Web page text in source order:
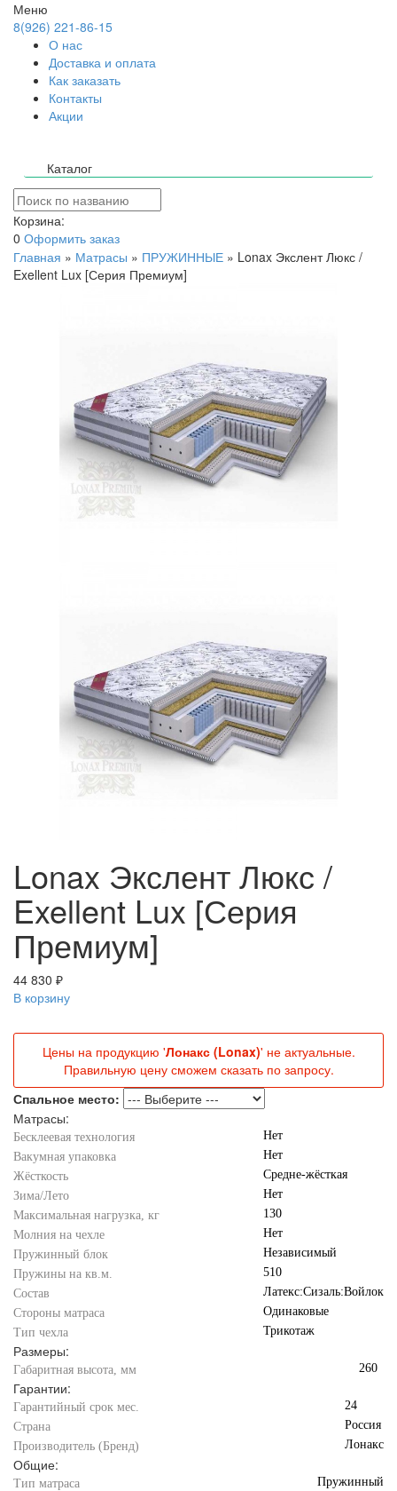
Меню
8(926) 221-86-15
О нас
Доставка и оплата
Как заказать
Контакты
Акции
Каталог
Корзина:
0 Оформить заказ
Главная » Матрасы » ПРУЖИННЫЕ » Lonax Экслент Люкс /
Exellent Lux [Серия Премиум]
Lonax Экслент Люкс /
Exellent Lux [Серия
Премиум]
44 830 ₽
В корзину
Цены на продукцию 'Лонакс (Lonax)' не актуальные.
Правильную цену сможем сказать по запросу.
Спальное место:
Матрасы:
Бесклеевая технология
Нет
Вакумная упаковка
Нет
Жёсткость
Средне-жёсткая
Зима/Лето
Нет
Максимальная нагрузка, кг
130
Молния на чехле
Нет
Пружинный блок
Независимый
Пружины на кв.м.
510
Состав
Латекс:Сизаль:Войлок
Стороны матраса
Одинаковые
Тип чехла
Трикотаж
Размеры:
Габаритная высота, мм 260
Гарантии:
Гарантийный срок мес.
24
Страна
Россия
Производитель (Бренд)
Лонакс
Общие:
Тип матраса
Пружинный